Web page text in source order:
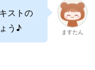
ストの
う♪
ますたん